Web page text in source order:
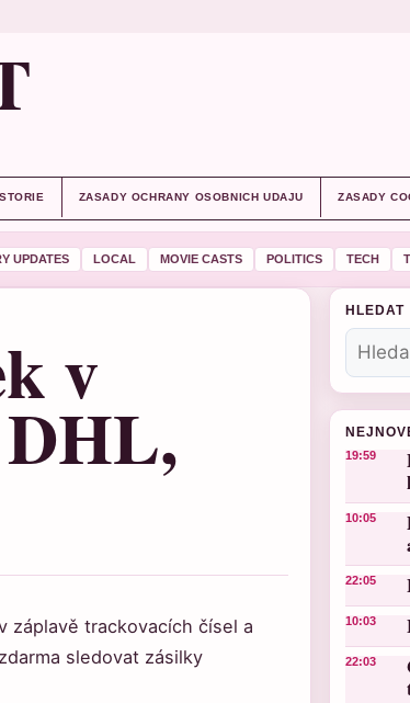
ZASADY OCHRANY OSOBNICH UDAJU ZASADY
UPDATES LOCAL MOVIE CASTS POLITICS TECH
v
záplavě trackovacích čísel a
sledovat zásilky
HLEDAT
19:59
10:05
22:05
10:03
22:03